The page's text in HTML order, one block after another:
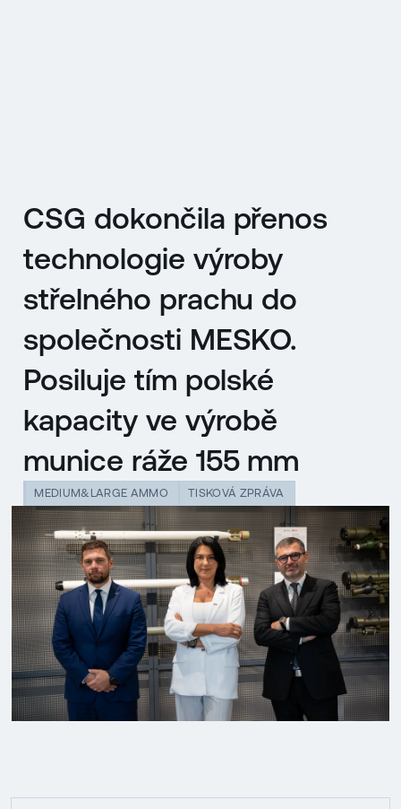
CSG dokončila přenos
technologie výroby
střelného prachu do
společnosti MESKO.
Posiluje tím polské
kapacity ve výrobě
munice ráže 155 mm
MEDIUM&LARGE AMMO TISKOVÁ ZPRÁVA